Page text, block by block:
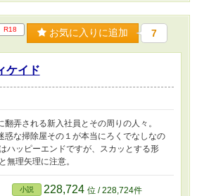
R18 お気に入りに追加 7
ケイド
弄される新入社員とその周りの人々。
惑な掃除屋その１が本当にろくでなしなの
ハッピーエンドですが、スカッとする形
無理矢理に注意。
小説 228,724 位 / 228,724件